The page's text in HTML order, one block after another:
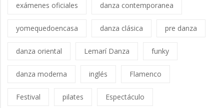
exámenes oficiales danza contemporanea
yomequedoencasa danza clásica pre danza
danza oriental Lemarí Danza funky
danza moderna inglés Flamenco
Festival pilates Espectáculo